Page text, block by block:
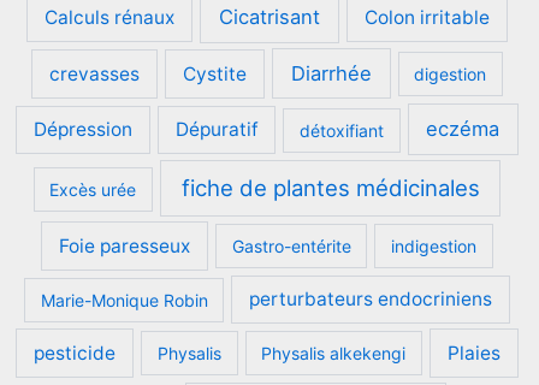
Calculs rénaux Cicatrisant Colon irritable
crevasses Cystite Diarrhée digestion
Dépression Dépuratif détoxifiant eczéma
Excès urée fiche de plantes médicinales
Foie paresseux Gastro-entérite indigestion
Marie-Monique Robin perturbateurs endocriniens
pesticide Physalis Physalis alkekengi Plaies